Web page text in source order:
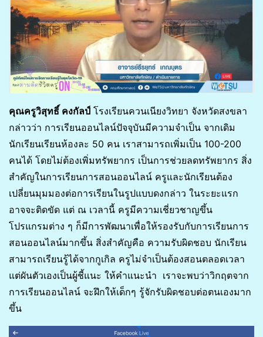
คุณครูวิสุทธิ์ คงกัลป์ โรงเรียนควนเนียงวิทยา จังหวัดสงขลา
กล่าวว่า การเรียนออนไลน์ปัจจุบันมีความจำเป็น จากเดิม
นักเรียนเรียนห้องละ 50 คน เราสามารถเพิ่มเป็น 100-200
คนได้ โดยไม่ต้องเพิ่มทรัพยากร เป็นการช่วยลดทรัพยากร สิ่ง
สำคัญในการเรียนการสอนออนไลน์ ครูและนักเรียนต้อง
เปลี่ยนมุมมองต่อการเรียนในรูปแบบดงกล่าว ในระยะแรก
อาจจะติดขัด แต่ ณ เวลานี้ ครูมีความเชี่ยวชาญขึ้น
โปรแกรมต่าง ๆ ก็มีการพัฒนาเพื่อให้รองรับกับการเรียนการ
สอนออนไลน์มากขึ้น สิ่งสำคัญคือ ความรับผิดชอบ นักเรียน
สามารถเรียนรู้ได้จากกูเกิล ครูไม่จำเป็นต้องสอนตลอดเวลา
แต่ผันตัวเองเป็นผู้ชี้แนะ ให้คำแนะนำ เราจะพบว่าวิกฤตจาก
การเรียนออนไลน์ จะฝึกให้เด็กๆ รู้จักรับผิดชอบต่อตนเองมาก
ขึ้น